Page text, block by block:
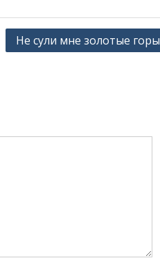
Не сули мне золотые горы